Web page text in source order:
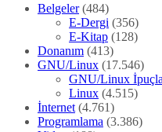
Belgeler(484)
E-Dergi (356)
E-Kitap (128)
Donanım (413)
GNU/Linux (17.546)
GNU/Linux
Linux (4.515)
İnternet (4.761)
Programlama (3.386)